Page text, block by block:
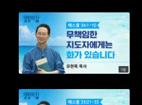
11분